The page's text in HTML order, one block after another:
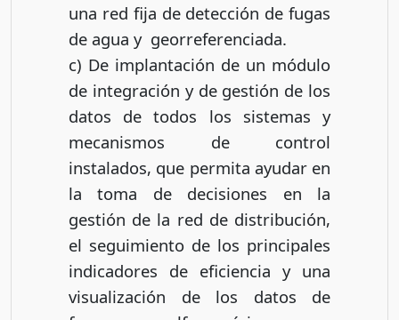
una red fija de detección de fugas
de agua y georreferenciada.
c) De implantación de un módulo
de integración y de gestión de los
datos de todos los sistemas y
mecanismos de control
instalados, que permita ayudar en
la toma de decisiones en la
gestión de la red de distribución,
el seguimiento de los principales
indicadores de eficiencia y una
visualización de los datos de